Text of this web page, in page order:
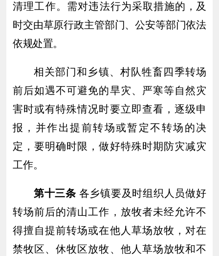
清理工作。需对违法行为采取措施的，及
时交由草原行政主管部门、公安等部门依法
依规处置。
相关部门和乡镇、村队牲畜四季转场
前后如遇不可避免的旱灾、严寒等自然灾
害时或有特殊情况时要立即查看，逐级申
报，并作出提前转场或暂定不转场的决
定，要明确时限，做好特殊时期防灾减灾
工作。
第十三条 各乡镇要及时组织人员做好
转场前后的清山工作 ，放牧者未经允许不
得擅自提前转场或在他人草场放牧，对在
禁牧区、休牧区放牧、他人草场放牧和不